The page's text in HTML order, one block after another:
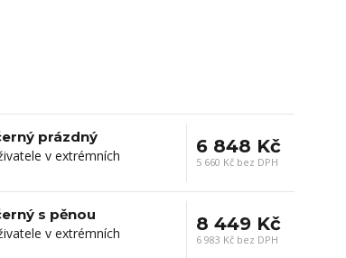
prázdný
v extrémních
6 848 Kč
5 660 Kč bez DPH
s pěnou
v extrémních
8 449 Kč
6 983 Kč bez DPH